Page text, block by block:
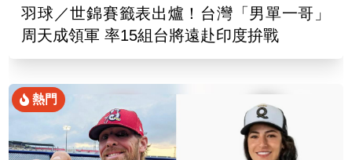
羽球／世錦賽籤表出爐！台灣「男單一哥」
周天成領軍 率15組台將遠赴印度拚戰
熱門